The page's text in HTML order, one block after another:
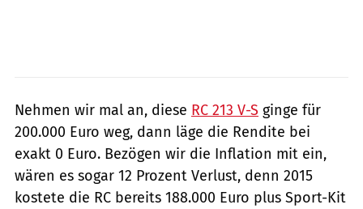
Nehmen wir mal an, diese RC 213 V-S ginge für
200.000 Euro weg, dann läge die Rendite bei
exakt 0 Euro. Bezögen wir die Inflation mit ein,
wären es sogar 12 Prozent Verlust, denn 2015
kostete die RC bereits 188.000 Euro plus Sport-Kit